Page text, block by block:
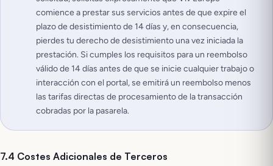
comience a prestar sus servicios antes de que expire el
plazo de desistimiento de 14 días y, en consecuencia,
pierdes tu derecho de desistimiento una vez iniciada la
prestación. Si cumples los requisitos para un reembolso
válido de 14 días antes de que se inicie cualquier trabajo o
interacción con el portal, se emitirá un reembolso menos
las tarifas directas de procesamiento de la transacción
cobradas por la pasarela.
7.4 Costes Adicionales de Terceros